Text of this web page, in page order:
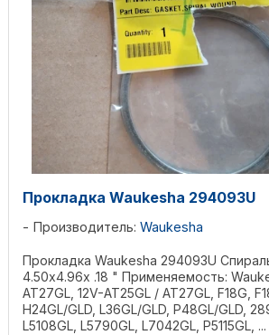
Прокладка Waukesha 294093U
Производитель: Waukesha
Прокладка Waukesha 294093U
4.50х4.96х .18 " Применяемость:
AT27GL, 12V-AT25GL / AT27GL, F18G,
H24GL/GLD, L36GL/GLD, P48GL/GLD,
L5108GL, L5790GL, L7042GL, P5115GL, ...